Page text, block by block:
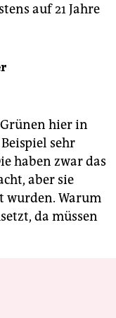
auf 21 Jahre
Grünen hier in
sehr
haben zwar das
aber sie
wurden. Warum
da müssen